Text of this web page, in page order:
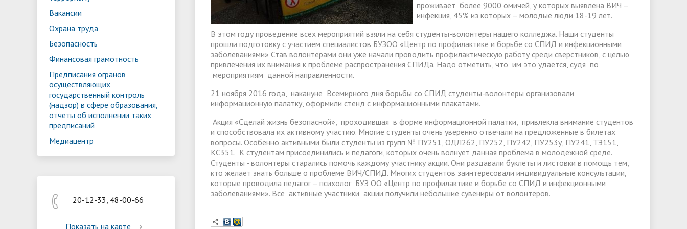
Реализация мероприятий
"Цифровая образовательная среда
Программа цифровизации общего
образования
Вакансии
Охрана труда
Безопасность
Финансовая грамотность
Предписания огранов
осуществляющих
государственный контроль
(надзор) в сфере образования,
отчеты об исполнении таких
предписаний
Медиацентр
20-12-33, 48-00-66
Показать на карте
проживает более 9000 омичей, у которых выявлена ВИЧ –
инфекция, 45% из которых – молодые люди 18-19 лет.
В этом году проведение всех мероприятий взяли на себя студенты-волонтеры нашего колледжа. Наши студенты
прошли подготовку с участием специалистов БУЗОО «Центр по профилактике и борьбе со СПИД и инфекционными
заболеваниями» Став волонтерами они уже начали проводить профилактическую работу среди сверстников, с целью
привлечения их внимания к проблеме распространения СПИДа. Надо отметить, что им это удается, судя по
мероприятиям данной направленности.
21 ноября 2016 года, накануне Всемирного дня борьбы со СПИД студенты-волонтеры организовали
информационную палатку, оформили стенд с информационными плакатами.
Акция «Сделай жизнь безопасной», проходившая в форме информационной палатки, привлекла внимание студентов
и способствовала их активному участию. Многие студенты очень уверенно отвечали на предложенные в билетах
вопросы. Особенно активными были студенты из групп № ПУ251, ОДЛ262, ПУ252, ПУ242, ПУ253у, ПУ241, ТЭ151,
КС351. К студентам присоединились и педагоги, которых очень волнует данная проблема в молодежной среде.
Студенты - волонтеры старались помочь каждому участнику акции. Они раздавали буклеты и листовки в помощь тем,
кто желает знать больше о проблеме ВИЧ/СПИД. Многих студентов заинтересовали индивидуальные консультации,
которые проводила педагог – психолог БУЗ ОО «Центр по профилактике и борьбе со СПИД и инфекционными
заболеваниями». Все активные участники акции получили небольшие сувениры от волонтеров.